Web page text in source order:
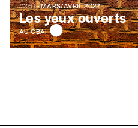
Code postal
#361- MARS/AVRIL 2022
Les yeux ouverts
AU CBAI